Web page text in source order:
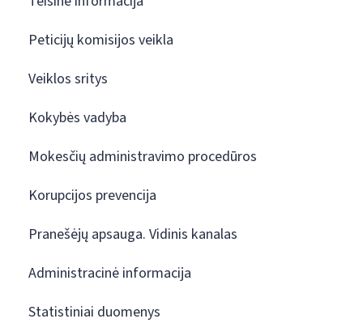
Peticijų komisijos veikla
Veiklos sritys
Kokybės vadyba
Mokesčių administravimo procedūros
Korupcijos prevencija
Pranešėjų apsauga. Vidinis kanalas
Administracinė informacija
Statistiniai duomenys